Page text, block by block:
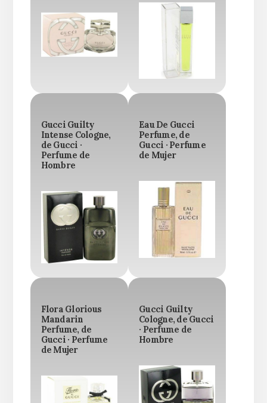
Gucci Guilty
Intense Cologne,
de Gucci ·
Perfume de
Hombre
Eau De Gucci
Perfume, de
Gucci · Perfume
de Mujer
Flora Glorious
Mandarin
Perfume, de
Gucci · Perfume
de Mujer
Gucci Guilty
Cologne, de Gucci
· Perfume de
Hombre